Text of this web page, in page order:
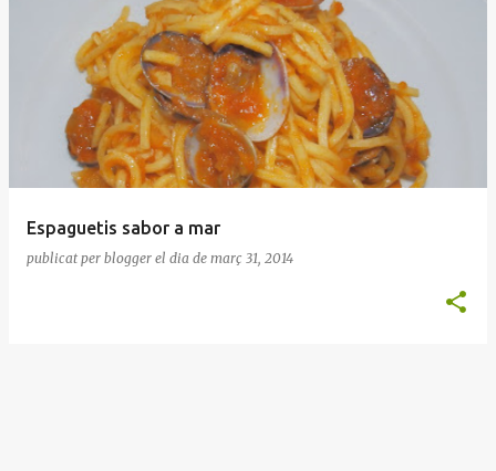
Espaguetis sabor a mar
publicat per blogger el dia de març 31, 2014